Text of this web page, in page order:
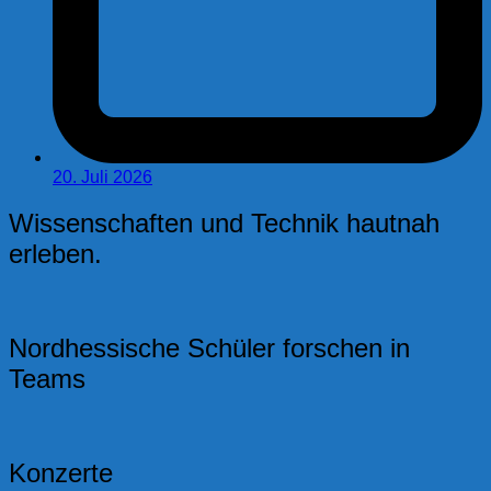
20. Juli 2026
Wissenschaften und Technik hautnah
erleben.
Nordhessische Schüler forschen in
Teams
Konzerte